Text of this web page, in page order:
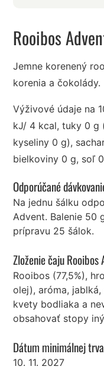
Rooibos
Jemne korenený
korenia a čokolády.
Výživové údaje na
kJ/ 4 kcal, tuky 0 g
kyseliny 0 g),
bielkoviny 0 g, soľ
Odporúčané
Na jednu šálku
Advent. Balenie 50
prípravu 25 šálok.
Zloženie čaju Rooibos
Rooibos (77,5%),
olej), aróma,
kvety bodliaka a
obsahovať stopy
Dátum minimálnej
10. 11. 2027